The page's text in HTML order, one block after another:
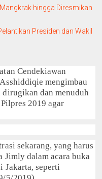
hingga Diresmikan
Presiden dan Wakil
Cendekiawan
mengimbau
dan menuduh
2019 agar
sekarang, yang harus
Jimly dalam acara buka
Jakarta, seperti